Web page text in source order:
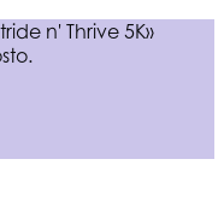
n' Thrive 5K»